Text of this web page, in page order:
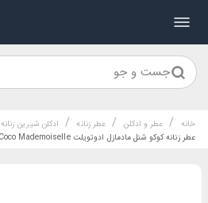
جست و جو
خانه / عطر و ادکلن / عطر زنانه / ادکلن شیرین زنانه
عطر زنانه کوکو شنل مادمازل ادوتویلت Chanel Coco Mademoiselle